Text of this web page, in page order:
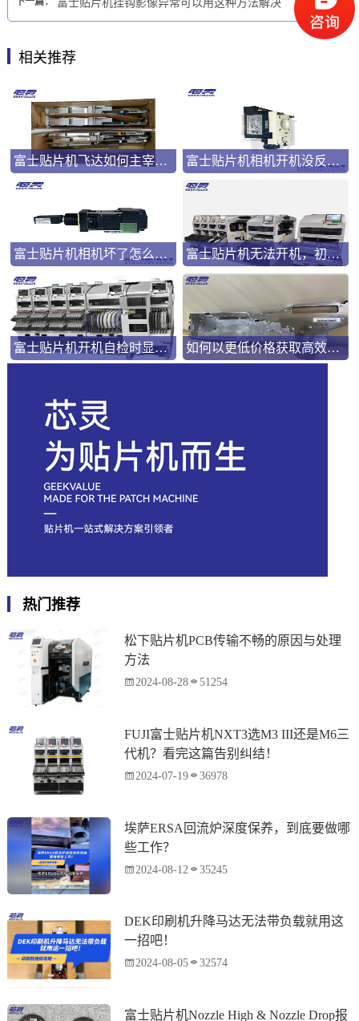
富士贴片机挂钩影像异常可以用这种方法解决
相关推荐
富士贴片机飞达如何主宰生产效率？ 富士贴片机相机开机没反应怎么办？
富士贴片机相机坏了怎么办？哪里能修？ 富士贴片机无法开机，初始化时显示1394 Not Inserted怎么处理
富士贴片机开机自检时显示报警EB02怎么处理 如何以更低价格获取高效FUJI W8 FEEDER？完整指南
热门推荐
松下贴片机PCB传输不畅的原因与处理
方法
2024-08-28 51254
FUJI富士贴片机NXT3选M3 III还是M6三
代机？看完这篇告别纠结！
2024-07-19 36978
埃萨ERSA回流炉深度保养，到底要做哪
些工作？
2024-08-12 35245
DEK印刷机升降马达无法带负载就用这
一招吧！
2024-08-05 32574
富士贴片机Nozzle High & Nozzle Drop报